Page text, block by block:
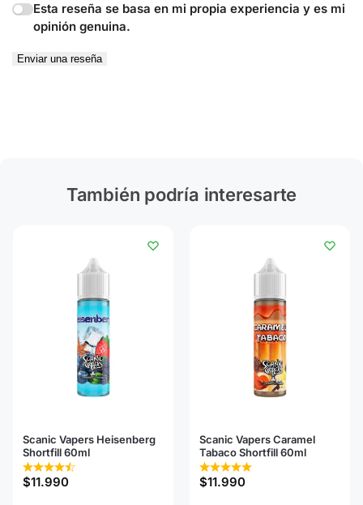
Esta reseña se basa en mi propia experiencia y es mi
opinión genuina.
Enviar una reseña
También podría interesarte
Scanic Vapers Heisenberg
Shortfill 60ml
$11.990
Scanic Vapers Caramel
Tabaco Shortfill 60ml
$11.990